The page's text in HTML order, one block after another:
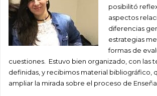
posibilitó
aspectos
diferencias
estrategias
formas de
cuestiones. Estuvo bien organizado, con las
definidas, y recibimos material bibliográfico,
ampliar la mirada sobre el proceso de